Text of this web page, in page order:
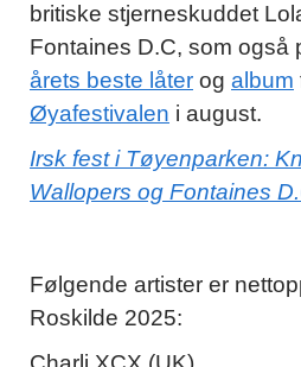
britiske stjerneskuddet
Fontaines D.C, som også
årets beste låter og album
Øyafestivalen i august.
Irsk fest i Tøyenparken:
Wallopers og Fontaines
Følgende artister er
Roskilde 2025: